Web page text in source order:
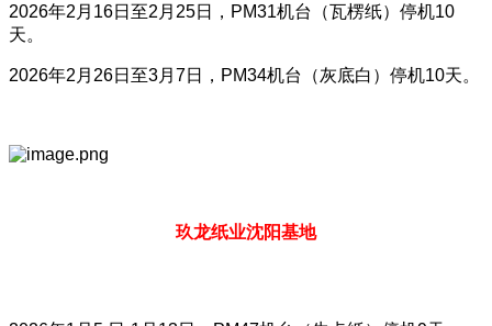
2026年2月16日至2月25日，PM31机台（瓦楞纸）停机10
天。
2026年2月26日至3月7日，PM34机台（灰底白）停机10天。
玖龙纸业沈阳基地